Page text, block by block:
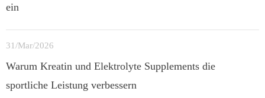
ein
31/Mar/2026
Warum Kreatin und Elektrolyte Supplements die
sportliche Leistung verbessern